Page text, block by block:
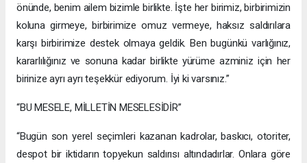
önünde, benim ailem bizimle birlikte. İşte her birimiz, birbirimizin
koluna girmeye, birbirimize omuz vermeye, haksız saldırılara
karşı birbirimize destek olmaya geldik. Ben bugünkü varlığınız,
kararlılığınız ve sonuna kadar birlikte yürüme azminiz için her
birinize ayrı ayrı teşekkür ediyorum. İyi ki varsınız.”
“BU MESELE, MİLLETİN MESELESİDİR”
“Bugün son yerel seçimleri kazanan kadrolar, baskıcı, otoriter,
despot bir iktidarın topyekun saldırısı altındadırlar. Onlara göre